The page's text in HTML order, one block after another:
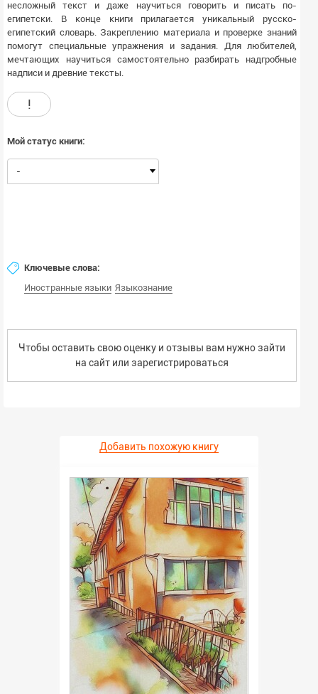
несложный текст и даже научиться говорить и писать по-
египетски. В конце книги прилагается уникальный русско-
египетский словарь. Закреплению материала и проверке знаний
помогут специальные упражнения и задания. Для любителей,
мечтающих научиться самостоятельно разбирать надгробные
надписи и древние тексты.
!
Мой статус книги:
-
Ключевые слова:
Иностранные языки Языкознание
Чтобы оставить свою оценку и отзывы вам нужно зайти
на сайт или зарегистрироваться
Добавить похожую книгу